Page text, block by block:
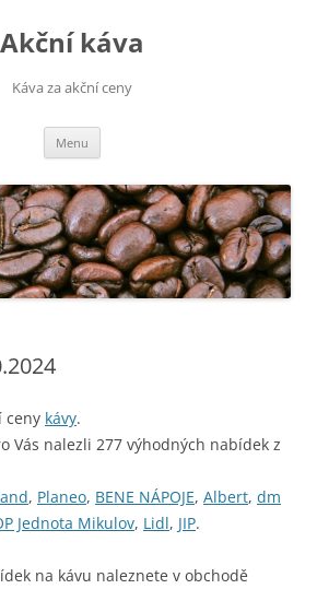
Akční káva
Káva za akční ceny
Menu
ceny kávy.
Vás nalezli 277 výhodných nabídek z
, Planeo, BENE NÁPOJE, Albert, dm
Jednota Mikulov, Lidl, JIP.
na kávu naleznete v obchodě